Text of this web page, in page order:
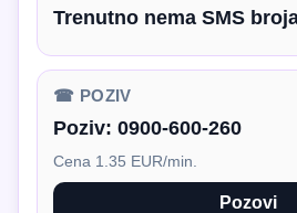
Trenutno nema SMS
☎ POZIV
Poziv: 0900-600-260
Cena 1.35 EUR/min.
Pozovi